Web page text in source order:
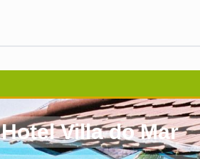
Hotel Villa do Mar